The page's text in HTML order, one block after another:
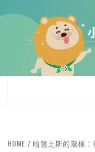
LEO'Ｓ LIFE
HOME 哈薩比斯的階梯：